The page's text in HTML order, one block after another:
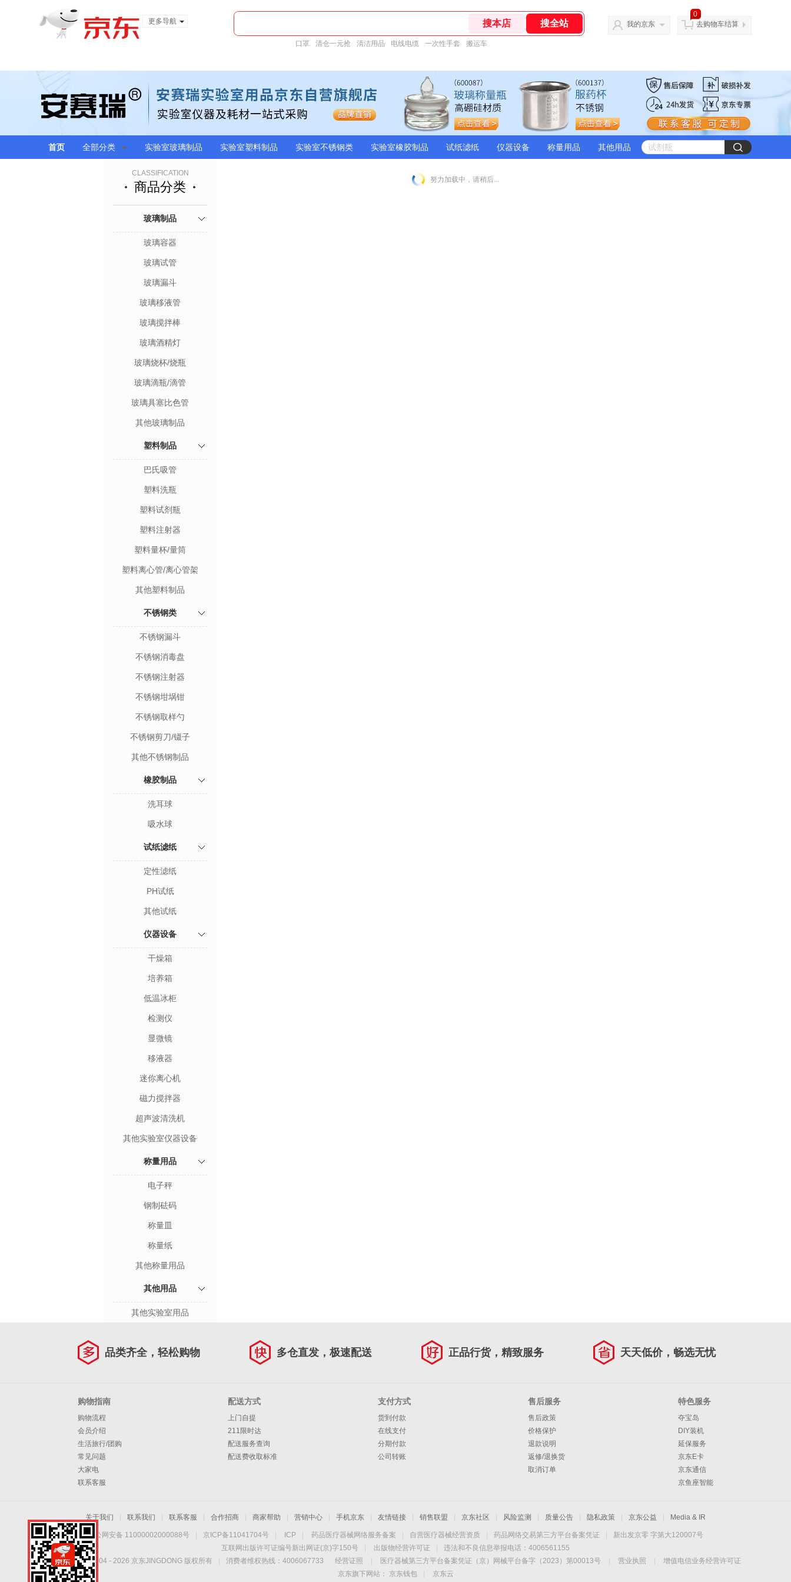
更多导航
口罩 清仓一元抢 清洁用品 电线电缆 一次性手套 搬运车
我的京东
0
去购物车结算
首页 全部分类 实验室玻璃制品 实验室塑料制品 实验室不锈钢类 实验室橡胶制品 试纸滤纸 仪器设备 称量用品 其他用品
CLASSIFICATION
商品分类
玻璃制品
玻璃容器
玻璃试管
玻璃漏斗
玻璃移液管
玻璃搅拌棒
玻璃酒精灯
玻璃烧杯/烧瓶
玻璃滴瓶/滴管
玻璃具塞比色管
其他玻璃制品
塑料制品
巴氏吸管
塑料洗瓶
塑料试剂瓶
塑料注射器
塑料量杯/量筒
塑料离心管/离心管架
其他塑料制品
不锈钢类
不锈钢漏斗
不锈钢消毒盘
不锈钢注射器
不锈钢坩埚钳
不锈钢取样勺
不锈钢剪刀/镊子
其他不锈钢制品
橡胶制品
洗耳球
吸水球
试纸滤纸
定性滤纸
PH试纸
其他试纸
仪器设备
干燥箱
培养箱
低温冰柜
检测仪
显微镜
移液器
迷你离心机
磁力搅拌器
超声波清洗机
其他实验室仪器设备
称量用品
电子秤
钢制砝码
称量皿
称量纸
其他称量用品
其他用品
其他实验室用品
努力加载中，请稍后...
品类齐全，轻松购物 多仓直发，极速配送 正品行货，精致服务 天天低价，畅选无忧
购物指南
购物流程
会员介绍
生活旅行/团购
常见问题
大家电
联系客服
配送方式
上门自提
211限时达
配送服务查询
配送费收取标准
支付方式
货到付款
在线支付
分期付款
公司转账
售后服务
售后政策
价格保护
退款说明
返修/退换货
取消订单
特色服务
夺宝岛
DIY装机
延保服务
京东E卡
京东通信
京鱼座智能
关于我们 联系我们 联系客服 合作招商 商家帮助 营销中心 手机京东 友情链接 销售联盟 京东社区 风险监测 质量公告 隐私政策 京东公益 Media & IR
京公网安备 11000002000088号 京ICP备11041704号 ICP 药品医疗器械网络服务备案 自营医疗器械经营资质 药品网络交易第三方平台备案凭证
新出发京零 字第大120007号
互联网出版许可证编号新出网证(京)字150号
出版物经营许可证
违法和不良信息举报电话：4006561155
Copyright © 2004 - 2026 京东JINGDONG 版权所有 消费者维权热线：4006067733 经营证照 医疗器械第三方平台备案凭证（京）网械平台备字（2023）第00013号 营业执照
增值电信业务经营许可证
京东旗下网站：
京东钱包 京东云